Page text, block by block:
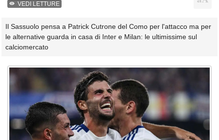
VEDI LETTURE
Il Sassuolo pensa a Patrick Cutrone del Como per l'attacco ma per
le alternative guarda in casa di Inter e Milan: le ultimissime sul
calciomercato